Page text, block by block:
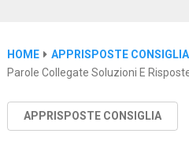
HOME
APPRISPOSTE CONSIGLIA
Parole Collegate Soluzioni E
APPRISPOSTE CONSIGLIA